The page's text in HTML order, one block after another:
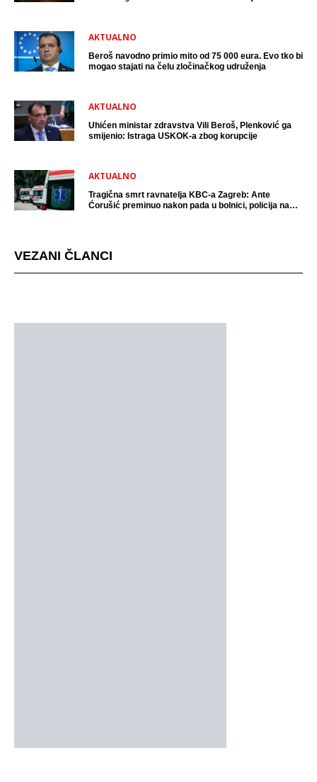
AKTUALNO
Beroš navodno primio mito od 75 000 eura. Evo tko bi
mogao stajati na čelu zločinačkog udruženja
AKTUALNO
Uhićen ministar zdravstva Vili Beroš, Plenković ga
smijenio: Istraga USKOK-a zbog korupcije
AKTUALNO
Tragična smrt ravnatelja KBC-a Zagreb: Ante
Ćorušić preminuo nakon pada u bolnici, policija na
VEZANI ČLANCI